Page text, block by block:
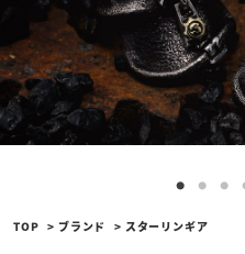
TOP ブランド スターリンギア